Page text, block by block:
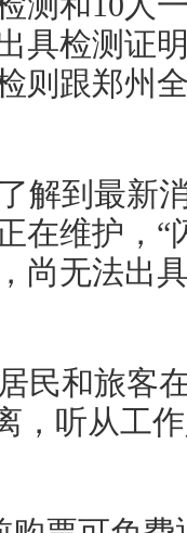
具检测证
则跟郑州
解到最新
在维护，“
尚无法出
民和旅客
，听从工